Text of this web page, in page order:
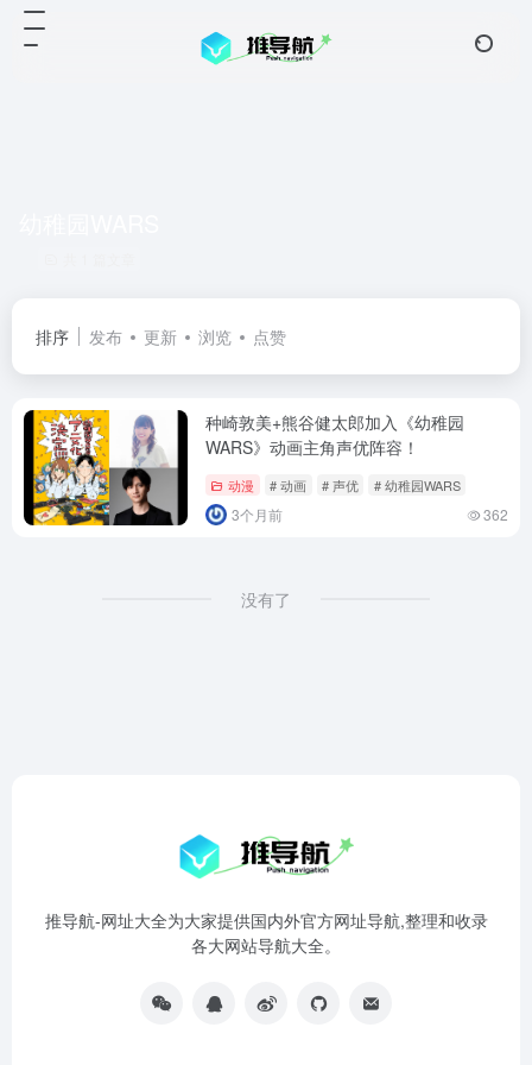
排序 发布 更新 浏览 点赞
种崎敦美+熊谷健太郎加入《幼稚园
WARS》动画主角声优阵容！
动漫 # 动画 # 声优 # 幼稚园WARS
3个月前 362
没有了
推导航-网址大全为大家提供国内外官方网址导航,整理和收录
各大网站导航大全。